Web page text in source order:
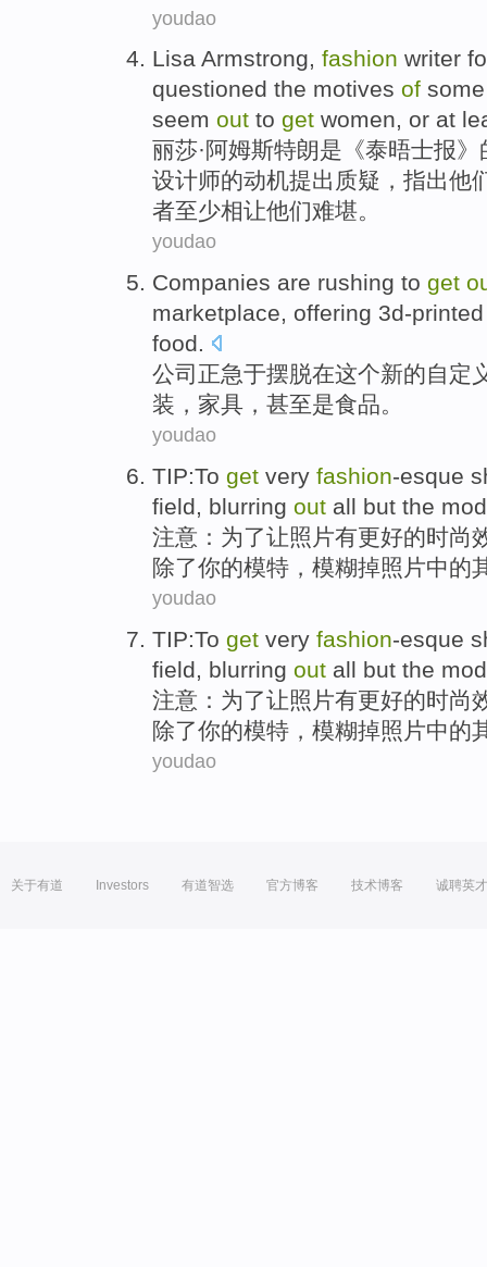
youdao
Lisa Armstrong, fashion writer
questioned the motives of some
seem out to get women, or at
丽莎·阿姆斯特朗是《泰晤士报》
设计师的动机提出质疑， 指出他
者至少相让他们难堪。
youdao
Companies are rushing to get
marketplace, offering 3d-printed
food.
公司 正急于摆脱在这个新的自定
装 ， 家具 ， 甚至是食品。
youdao
TIP:To get very fashion-esque
field, blurring out all but the
注意 ： 为了让照片有更好的时尚
除了你的模特， 模糊掉照片中的
youdao
TIP:To get very fashion-esque
field, blurring out all but the
注意 ： 为了让照片有更好的时尚
除了你的模特， 模糊掉照片中的
youdao
关于有道 Investors 有道智选 官方博客 技术博客 诚聘英才